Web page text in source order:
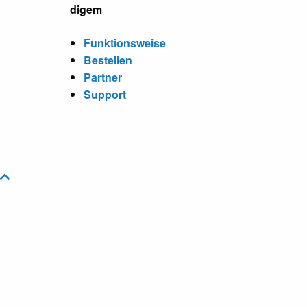
digem
Funktionsweise
Bestellen
Partner
Support